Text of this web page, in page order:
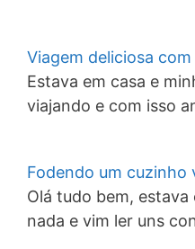
Viagem deliciosa
Estava em casa e
viajando e com isso
Fodendo um cuzinho
Olá tudo bem,
nada e vim ler uns